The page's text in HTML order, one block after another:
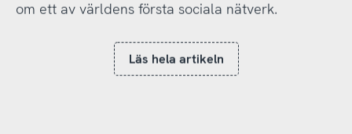
om ett av världens första sociala nätverk.
Läs hela artikeln